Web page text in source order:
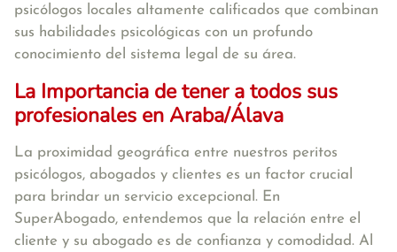
psicólogos locales altamente calificados que combinan
sus habilidades psicológicas con un profundo
conocimiento del sistema legal de su área.
La Importancia de tener a todos sus
profesionales en Araba/Álava
La proximidad geográfica entre nuestros peritos
psicólogos, abogados y clientes es un factor crucial
para brindar un servicio excepcional. En
SuperAbogado, entendemos que la relación entre el
cliente y su abogado es de confianza y comodidad. Al